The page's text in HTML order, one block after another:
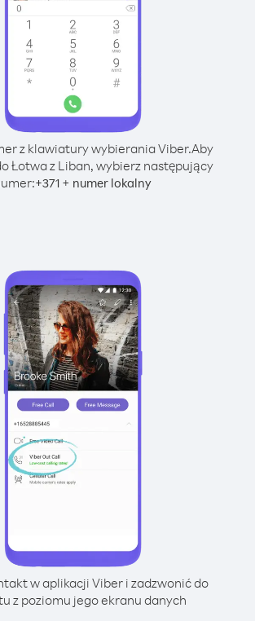
z klawiatury wybierania Viber.Aby
Łotwa z Liban, wybierz następujący
+371 + numer lokalny
w aplikacji Viber i zadzwonić do
z poziomu jego ekranu danych